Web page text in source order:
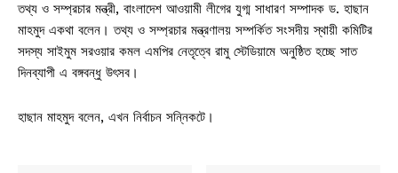
তথ্য ও সম্প্রচার মন্ত্রী, বাংলাদেশ আওয়ামী লীগের যুগ্ম সাধারণ সম্পাদক ড. হাছান
মাহমুদ একথা বলেন। তথ্য ও সম্প্রচার মন্ত্রণালয় সম্পর্কিত সংসদীয় স্থায়ী কমিটির
সদস্য সাইমুম সরওয়ার কমল এমপির নেতৃত্বে রামু স্টেডিয়ামে অনুষ্ঠিত হচ্ছে সাত
দিনব্যাপী এ বঙ্গবন্ধু উৎসব।
হাছান মাহমুদ বলেন, এখন নির্বাচন সন্নিকটে।